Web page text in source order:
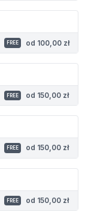
FREE od 100,00 zł
FREE od 150,00 zł
FREE od 150,00 zł
FREE od 150,00 zł